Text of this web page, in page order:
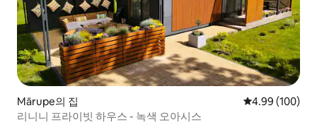
Mārupe의 집 평점 4.99점(5
4.99 (100)
리니니 프라이빗 하우스 - 녹색 오아시스